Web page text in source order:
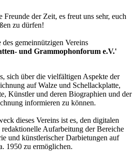
der Zeit, es freut uns sehr, euch
zu dürfen!
gemeinnützigen Vereins
und Grammophonforum e.V.'
sich über die vielfältigen Aspekte der
auf Walze und Schellackplatte,
Künstler und deren Biographien und der
informieren zu können.
dieses Vereins ist es, den digitalen
Aufarbeitung der Bereiche
und künstlerischer Darbietungen auf
1950 zu ermöglichen.